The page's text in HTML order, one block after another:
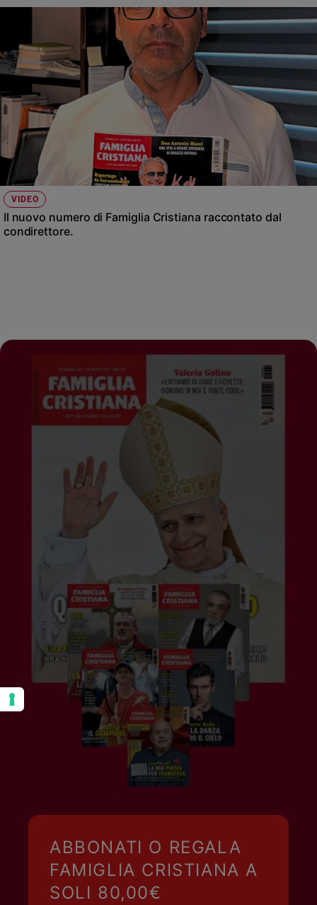
VIDEO
Il nuovo numero di Famiglia Cristiana raccontato dal
condirettore.
ABBONATI O REGALA
FAMIGLIA CRISTIANA A
SOLI 80,00€